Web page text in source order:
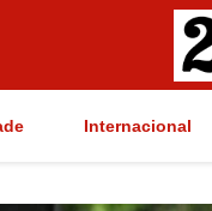
Internacional